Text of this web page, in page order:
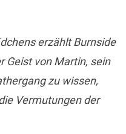
erzählt Burnside
Geist von Martin, sein
zu wissen,
Vermutungen der